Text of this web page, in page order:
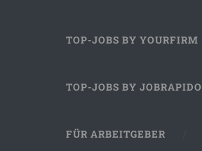
TOP-JOBS BY YOURFIRM
TOP-JOBS BY JOBRAPIDO
FÜR ARBEITGEBER